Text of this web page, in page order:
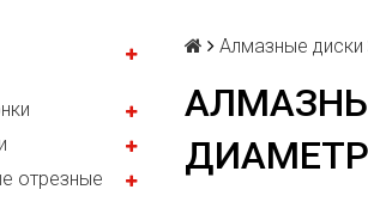
отрезные
Алмазные диски